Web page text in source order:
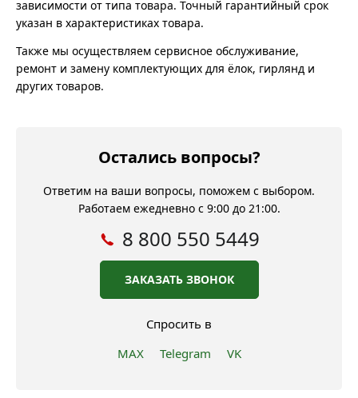
зависимости от типа товара. Точный гарантийный срок
указан в характеристиках товара.
Также мы осуществляем сервисное обслуживание,
ремонт и замену комплектующих для ёлок, гирлянд и
других товаров.
Остались вопросы?
Ответим на ваши вопросы, поможем с выбором.
Работаем ежедневно с 9:00 до 21:00.
8 800 550 5449
ЗАКАЗАТЬ ЗВОНОК
Спросить в
MAX
Telegram VK